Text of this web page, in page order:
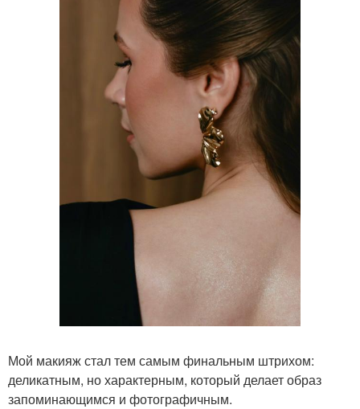
Мой макияж стал тем самым финальным штрихом:
деликатным, но характерным, который делает образ
запоминающимся и фотографичным.